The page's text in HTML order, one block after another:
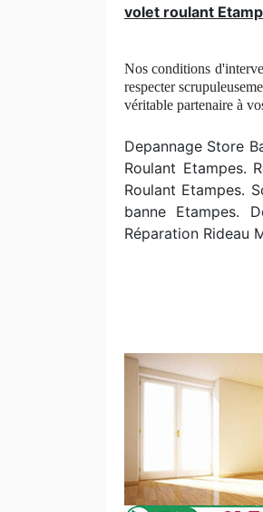
volet roulant
Nos conditions
respecter
véritable partenaire à
Depannage Store
Roulant Etampes.
Roulant Etampes.
banne Etampes.
Réparation Rideau